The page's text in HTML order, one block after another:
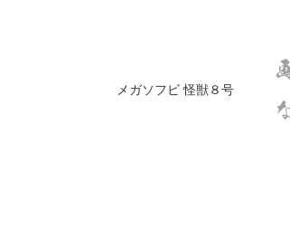
メガソフビ 怪獣８号